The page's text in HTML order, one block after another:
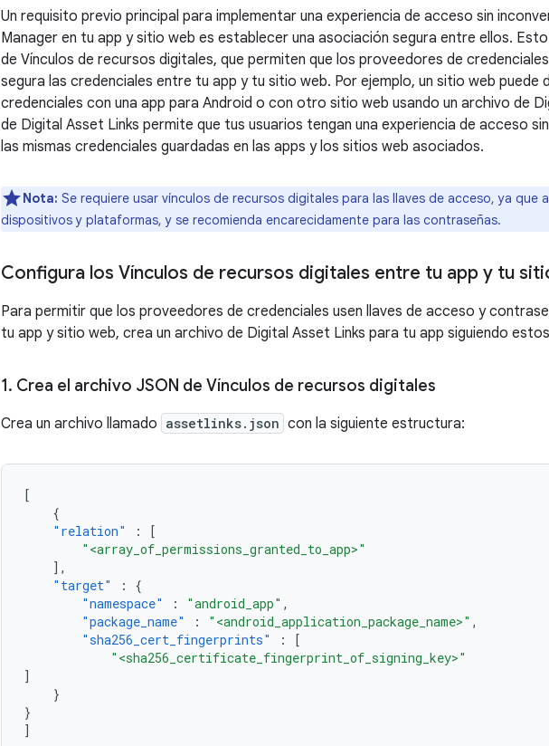
Un requisito previo principal para implementar una experiencia de acceso sin
Manager en tu app y sitio web es establecer una asociación segura entre ellos.
de Vínculos de recursos digitales, que permiten que los proveedores de
segura las credenciales entre tu app y tu sitio web. Por ejemplo, un sitio web puede
credenciales con una app para Android o con otro sitio web usando un archivo de
de Digital Asset Links permite que tus usuarios tengan una experiencia de acceso
las mismas credenciales guardadas en las apps y los sitios web asociados.
Nota: Se requiere usar vínculos de recursos digitales para las llaves de acceso, ya que
dispositivos y plataformas, y se recomienda encarecidamente para las contraseñas.
Configura los Vínculos de recursos digitales entre tu app y tu
Para permitir que los proveedores de credenciales usen llaves de acceso y
tu app y sitio web, crea un archivo de Digital Asset Links para tu app siguiendo
1. Crea el archivo JSON de Vínculos de recursos digitales
Crea un archivo llamado assetlinks.json con la siguiente estructura:
[
{
"relation"
:
[
"<array_of_permissions_granted_to_app>"
],
"target"
:
{
"namespace"
: "android_app" ,
"package_name"
: "<android_application_package_name>" ,
"sha256_cert_fingerprints"
:
[
"<sha256_certificate_fingerprint_of_signing_key>"
]
}
}
]